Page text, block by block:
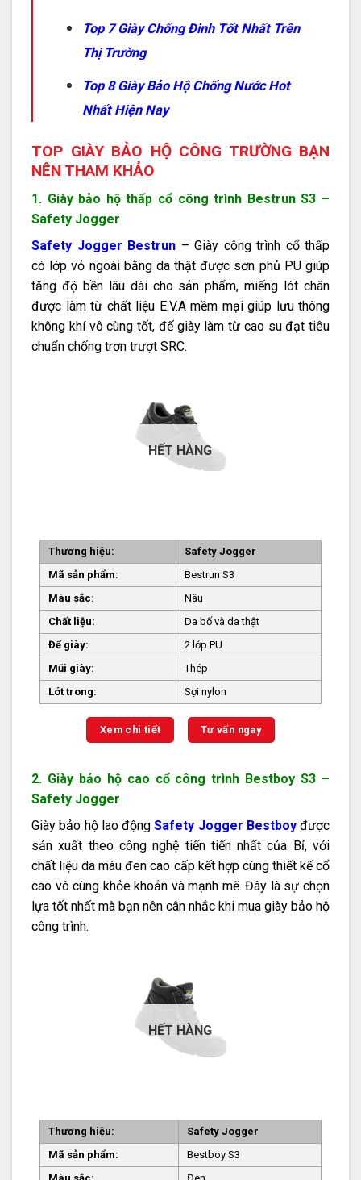
Top 7 Giày Chống Đinh Tốt Nhất Trên
Thị Trường
Top 8 Giày Bảo Hộ Chống Nước Hot
Nhất Hiện Nay
TOP GIÀY BẢO HỘ CÔNG TRƯỜNG BẠN
NÊN THAM KHẢO
1. Giày bảo hộ thấp cổ công trình Bestrun S3 –
Safety Jogger
Safety Jogger Bestrun – Giày công trình cổ thấp
có lớp vỏ ngoài bằng da thật được sơn phủ PU giúp
tăng độ bền lâu dài cho sản phẩm, miếng lót chân
được làm từ chất liệu E.V.A mềm mại giúp lưu thông
không khí vô cùng tốt, đế giày làm từ cao su đạt tiêu
chuẩn chống trơn trượt SRC.
HẾT HÀNG
Thương hiệu:
Safety Jogger
Mã sản phẩm:
Bestrun S3
Màu sắc:
Nâu
Chất liệu:
Da bố và da thật
Đế giày:
2 lớp PU
Mũi giày:
Thép
Lót trong:
Sợi nylon
Xem chi tiết Tư vấn ngay
2. Giày bảo hộ cao cổ công trình Bestboy S3 –
Safety Jogger
Giày bảo hộ lao độngSafety Jogger Bestboyđược
sản xuất theo công nghệ tiến tiến nhất của Bỉ, với
chất liệu da màu đen cao cấp kết hợp cùng thiết kế cổ
cao vô cùng khỏe khoắn và mạnh mẽ. Đây là sự chọn
lựa tốt nhất mà bạn nên cân nhắc khi mua giày bảo hộ
công trình.
HẾT HÀNG
Thương hiệu:
Safety Jogger
Mã sản phẩm:
Bestboy S3